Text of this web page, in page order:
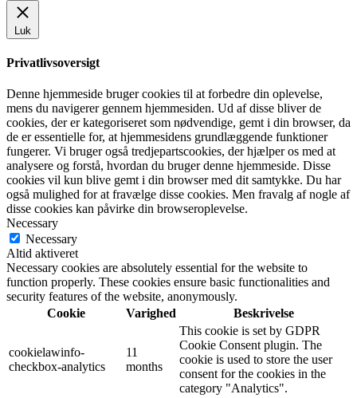
Luk
Privatlivsoversigt
Denne hjemmeside bruger cookies til at forbedre din oplevelse,
mens du navigerer gennem hjemmesiden. Ud af disse bliver de
cookies, der er kategoriseret som nødvendige, gemt i din browser, da
de er essentielle for, at hjemmesidens grundlæggende funktioner
fungerer. Vi bruger også tredjepartscookies, der hjælper os med at
analysere og forstå, hvordan du bruger denne hjemmeside. Disse
cookies vil kun blive gemt i din browser med dit samtykke. Du har
også mulighed for at fravælge disse cookies. Men fravalg af nogle af
disse cookies kan påvirke din browseroplevelse.
Necessary
Necessary
Altid aktiveret
Necessary cookies are absolutely essential for the website to
function properly. These cookies ensure basic functionalities and
security features of the website, anonymously.
Cookie
Varighed Beskrivelse
cookielawinfo-
checkbox-analytics
11
months
This cookie is set by GDPR
Cookie Consent plugin. The
cookie is used to store the user
consent for the cookies in the
category "Analytics".